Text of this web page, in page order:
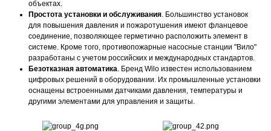
объектах.
Простота установки и обслуживания. Большинство установок
для повышения давления и пожаротушения имеют фланцевое
соединение, позволяющее герметично расположить элемент в
системе. Кроме того, противопожарные насосные станции "Вило"
разработаны с учетом российских и международных стандартов.
Безотказная автоматика. Бренд Wilo известен использованием
цифровых решений в оборудовании. Их промышленные установки
оснащены встроенными датчиками давления, температуры и
другими элементами для управления и защиты.